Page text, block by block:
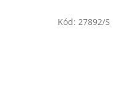
Kód: 27892/S